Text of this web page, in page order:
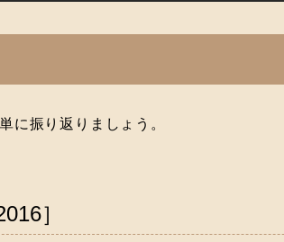
に振り返りましょう。
］